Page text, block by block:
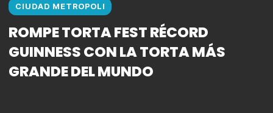
CIUDAD METROPOLI
ROMPE TORTA FEST RÉCORD
GUINNESS CON LA TORTA MÁS
GRANDE DEL MUNDO